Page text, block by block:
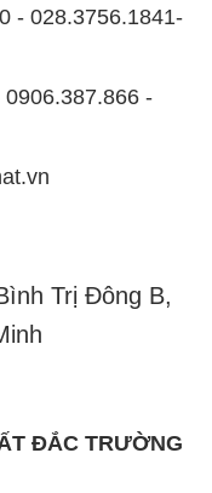
Trị Đông B,
ĐẮC TRƯỜNG
Hồ Chí Minh.
hàng sự hài